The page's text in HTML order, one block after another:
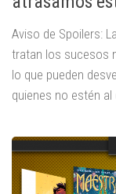
Aviso de Spoilers:
tratan los sucesos
lo que pueden
quienes no estén al